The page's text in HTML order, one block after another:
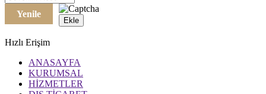
Yenile
Ekle
Hızlı Erişim
ANASAYFA
KURUMSAL
HİZMETLER